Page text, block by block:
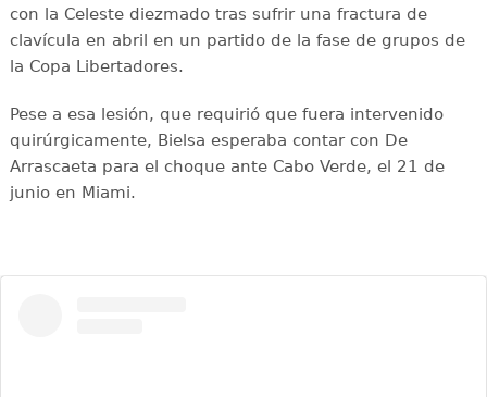
con la Celeste diezmado tras sufrir una fractura de
clavícula en abril en un partido de la fase de grupos de
la Copa Libertadores.
Pese a esa lesión, que requirió que fuera intervenido
quirúrgicamente, Bielsa esperaba contar con De
Arrascaeta para el choque ante Cabo Verde, el 21 de
junio en Miami.